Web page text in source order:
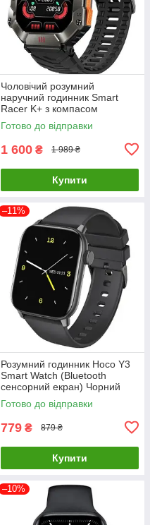
Чоловічий розумний
наручний годинник Smart
Racer K+ з компасом
(Чорний)
Готово до відправки
1 600 ₴ 1 989 ₴
Купити
–11%
Розумний годинник Hoco Y3
Smart Watch (Bluetooth
сенсорний екран) Чорний
Готово до відправки
779 ₴ 879 ₴
Купити
–10%